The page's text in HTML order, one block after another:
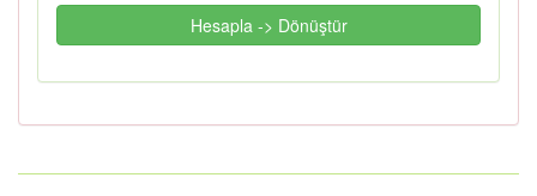
Hesapla -> Dönüştür